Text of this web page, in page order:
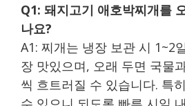
Q1: 돼지고기 애호박찌개를
나요?
A1: 찌개는 냉장 보관 시 1~2
장 맛있으며, 오래 두면 국물
씩 흐트러질 수 있습니다. 특